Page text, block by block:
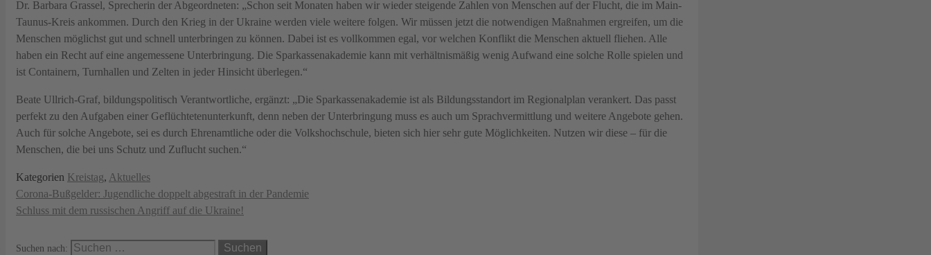
Dr. Barbara Grassel, Sprecherin der Abgeordneten: „Schon seit Monaten haben wir wieder steigende Zahlen von Menschen auf der Flucht, die im Main-
Taunus-Kreis ankommen. Durch den Krieg in der Ukraine werden viele weitere folgen. Wir müssen jetzt die notwendigen Maßnahmen ergreifen, um die
Menschen möglichst gut und schnell unterbringen zu können. Dabei ist es vollkommen egal, vor welchen Konflikt die Menschen aktuell fliehen. Alle
haben ein Recht auf eine angemessene Unterbringung. Die Sparkassenakademie kann mit verhältnismäßig wenig Aufwand eine solche Rolle spielen und
ist Containern, Turnhallen und Zelten in jeder Hinsicht überlegen.“
Beate Ullrich-Graf, bildungspolitisch Verantwortliche, ergänzt: „Die Sparkassenakademie ist als Bildungsstandort im Regionalplan verankert. Das passt
perfekt zu den Aufgaben einer Geflüchtetenunterkunft, denn neben der Unterbringung muss es auch um Sprachvermittlung und weitere Angebote gehen.
Auch für solche Angebote, sei es durch Ehrenamtliche oder die Volkshochschule, bieten sich hier sehr gute Möglichkeiten. Nutzen wir diese – für die
Menschen, die bei uns Schutz und Zuflucht suchen.“
Kategorien Kreistag, Aktuelles
Corona-Bußgelder: Jugendliche doppelt abgestraft in der Pandemie
Schluss mit dem russischen Angriff auf die Ukraine!
Suchen nach: